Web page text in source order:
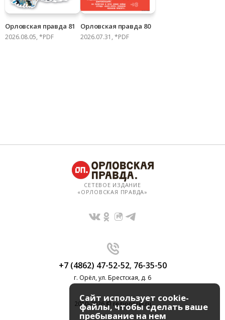
Орловская правда 81
2026.08.05, *PDF
Орловская правда 80
2026.07.31, *PDF
СЕТЕВОЕ ИЗДАНИЕ
«ОРЛОВСКАЯ ПРАВДА»
+7 (4862) 47-52-52, 76-35-50
г. Орёл, ул. Брестская, д. 6
2010-2026 © regionorel.ru
Сайт использует cookie-
файлы, чтобы сделать ваше
пребывание на нем